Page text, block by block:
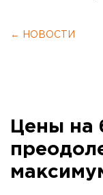
← НОВОСТИ
Цены на